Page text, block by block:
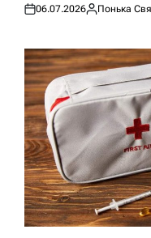
Оприлюднено
06.07.2026
Опубліковано
Понька